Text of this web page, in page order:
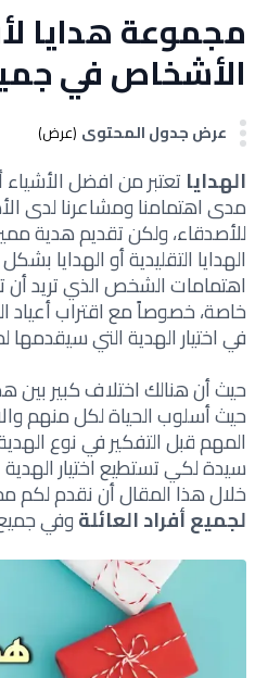
مجموعة هدايا
الأشخاص في
عرض جدول المحتوى (عرض)
الهدايا تعتبر من افضل الأشياء
مدى اهتمامنا ومشاعرنا لدى
للأصدقاء، ولكن تقديم هدية
الهدايا التقليدية أو الهدايا
اهتمامات الشخص الذي تريد أن
خاصة، خصوصاً مع اقتراب أعياد
في اختيار الهدية التي
حيث أن هنالك اختلاف كبير بين
حيث أسلوب الحياة لكل منهم
المهم قبل التفكير في نوع
سيدة لكي تستطيع اختيار
خلال هذا المقال أن نقدم لكم
لجميع أفراد العائلةوفي